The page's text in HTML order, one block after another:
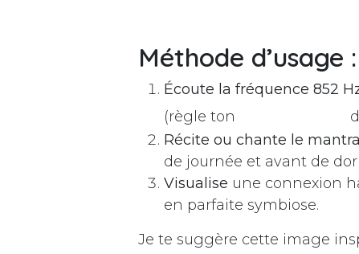
Méthode d’usage :
Écoute la fréquence 852
(règle ton
Récite ou chante le mantra
de journée et avant de
Visualise une connexion
en parfaite symbiose.
Je te suggère cette image